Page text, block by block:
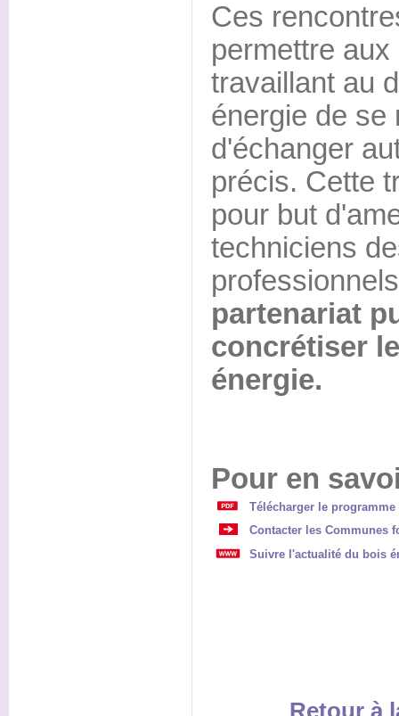
Ces
permettre
travaillant au
énergie de se
d'échanger
précis. Cette
pour but
techniciens
partenariat
concrétiser
énergie.
Pour en
Télécharger le
Contacter les Communes
Suivre l'actualité du bois
Retour à